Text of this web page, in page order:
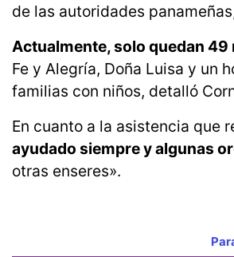
de las autoridades
Actualmente, solo quedan 49
Fe y Alegría, Doña Luisa y un
familias con niños, detalló
En cuanto a la asistencia que
ayudado siempre y algunas
otras enseres».